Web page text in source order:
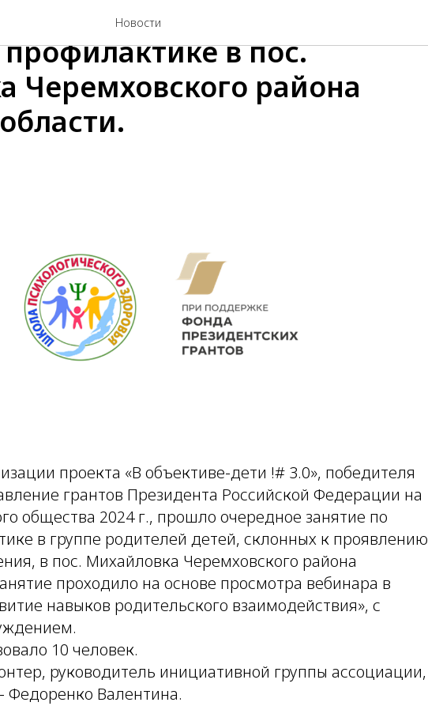
Новости
очередное занятие по
в пос.
Черемховского района
проекта «В объективе-дети !# 3.0», победителя
грантов Президента Российской Федерации на
общества 2024 г., прошло очередное занятие по
в группе родителей детей, склонных к проявлению
в пос. Михайловка Черемховского района
проходило на основе просмотра вебинара в
навыков родительского взаимодействия», с
10 человек.
руководитель инициативной группы ассоциации,
Федоренко Валентина.